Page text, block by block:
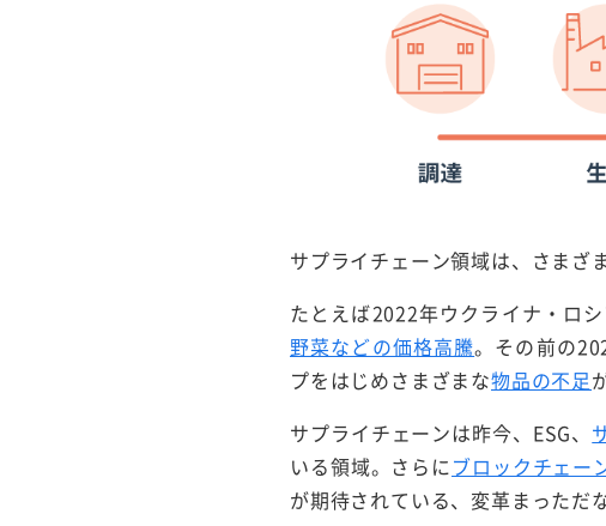
サプライチェーン領域は、さまざ
たとえば2022年ウクライナ・ロ
野菜などの価格高騰。その前の
プをはじめさまざまな物品の不足
サプライチェーンは昨今、ESG、
いる領域。さらにブロックチェー
が期待されている、変革まっただ